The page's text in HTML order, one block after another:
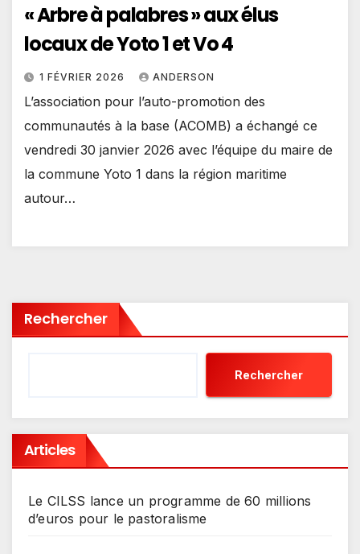
« Arbre à palabres » aux élus
locaux de Yoto 1 et Vo 4
1 FÉVRIER 2026 ANDERSON
L’association pour l’auto-promotion des
communautés à la base (ACOMB) a échangé ce
vendredi 30 janvier 2026 avec l’équipe du maire de
la commune Yoto 1 dans la région maritime
autour…
Rechercher
Rechercher
Articles
Le CILSS lance un programme de 60 millions
d’euros pour le pastoralisme